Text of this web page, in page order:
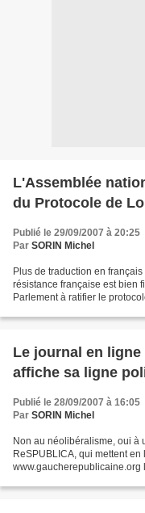
L'Assemblée
du Protocole de
Publié le 29/09/2007 à 20:25
Par SORIN Michel
Plus de traduction en
résistance française est bien
Parlement à ratifier le
Le journal en ligne
affiche sa ligne
Publié le 28/09/2007 à 16:05
Par SORIN Michel
Non au néolibéralisme, oui à
ReSPUBLICA, qui mettent
www.gaucherepublicaine.org